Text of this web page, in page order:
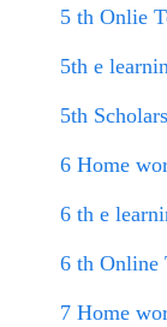
5 th Onlie
5th e
5th
6 Home
6 th e
6 th Online
7 Home